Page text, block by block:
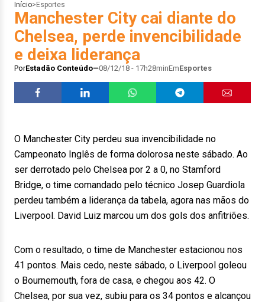
Início> Esportes
Manchester City cai diante do
Chelsea, perde invencibilidade
e deixa liderança
PorEstadão Conteúdo 08/12/18 - 17h28minEmEsportes
O Manchester City perdeu sua invencibilidade no
Campeonato Inglês de forma dolorosa neste sábado. Ao
ser derrotado pelo Chelsea por 2 a 0, no Stamford
Bridge, o time comandado pelo técnico Josep Guardiola
perdeu também a liderança da tabela, agora nas mãos do
Liverpool. David Luiz marcou um dos gols dos anfitriões.
Com o resultado, o time de Manchester estacionou nos
41 pontos. Mais cedo, neste sábado, o Liverpool goleou
o Bournemouth, fora de casa, e chegou aos 42. O
Chelsea, por sua vez, subiu para os 34 pontos e alcançou